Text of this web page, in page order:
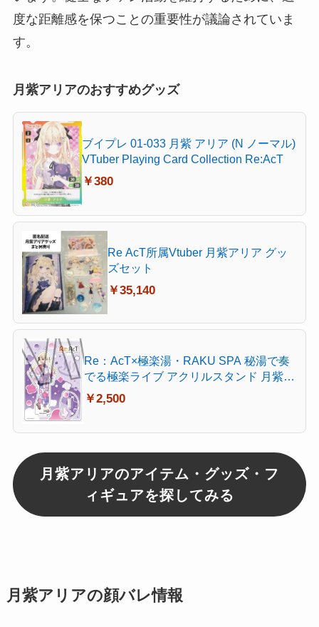
度な距離感を保つことの重要性が議論されていま
す。
月紫アリアのおすすめグッズ
ブイプレ 01-033 月紫 アリア (N ノーマル)
VTuber Playing Card Collection Re:AcT
￥380
Re AcT所属Vtuber 月紫アリア グッ
ズセット
￥35,140
Re：AcT×極楽湯・RAKU SPA 秘湯で奏
でる極楽ライブ アクリルスタンド 月紫ア
リア
￥2,500
月紫アリアのアイテム・グッズ・フ
ィギュアを探してみる
月紫アリアの顔バレ情報